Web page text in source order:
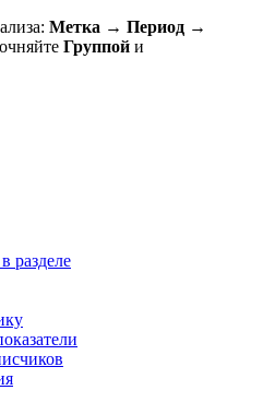
Метка → Период →
Группой и
разделе